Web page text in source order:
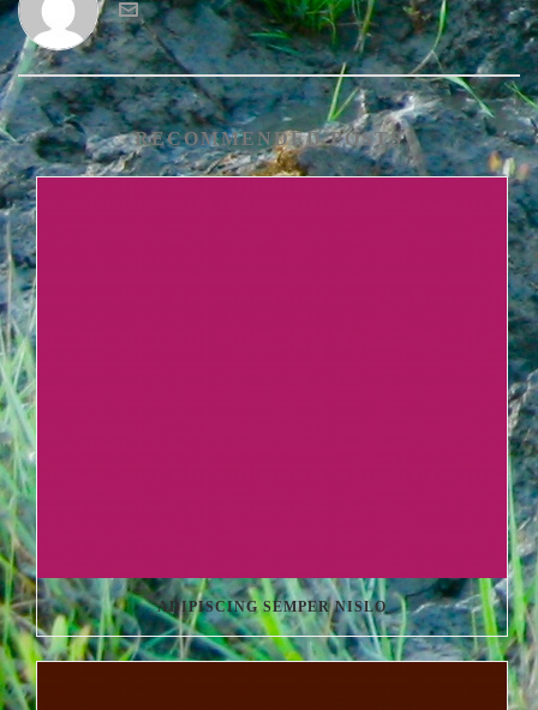
RECOMMENDED POSTS
ADIPISCING SEMPER NISLO